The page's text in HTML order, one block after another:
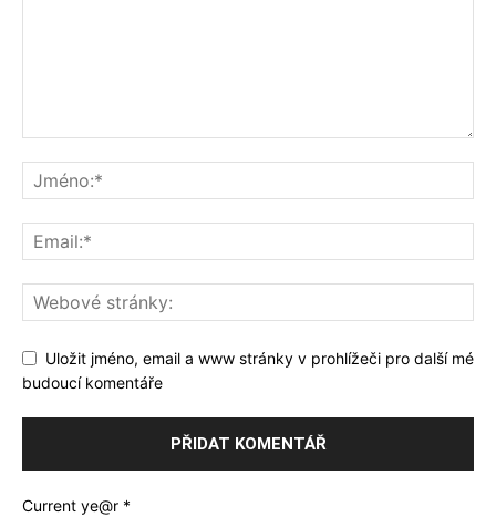
Uložit jméno, email a www stránky v prohlížeči pro další mé
budoucí komentáře
Current ye@r *